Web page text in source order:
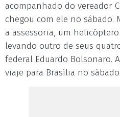
acompanhado do vereador
chegou com ele no sábado.
a assessoria, um
levando outro de seus
federal Eduardo Bolsonaro.
viaje para Brasília no sábado